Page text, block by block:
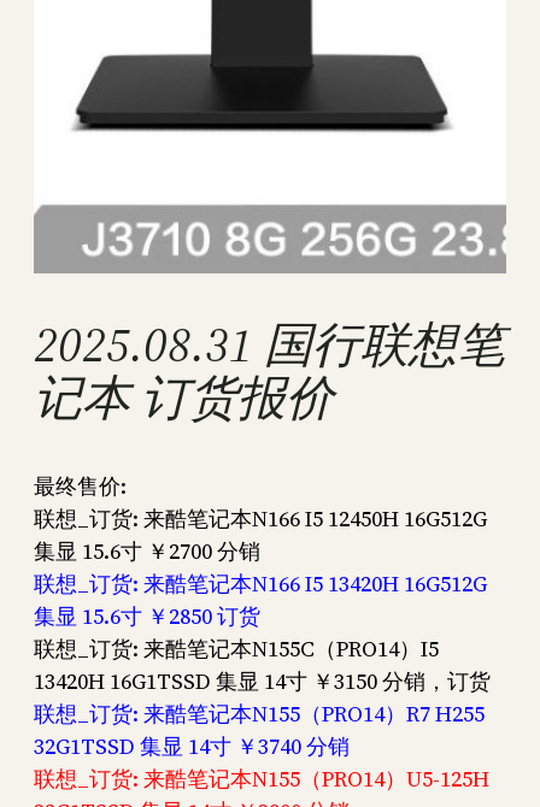
2025.08.31 国行联想笔
记本 订货报价
最终售价:
联想_订货: 来酷笔记本N166 I5 12450H 16G512G
集显 15.6寸 ￥2700 分销
联想_订货: 来酷笔记本N166 I5 13420H 16G512G
集显 15.6寸 ￥2850 订货
联想_订货: 来酷笔记本N155C（PRO14）I5
13420H 16G1TSSD 集显 14寸 ￥3150 分销，订货
联想_订货: 来酷笔记本N155（PRO14）R7 H255
32G1TSSD 集显 14寸 ￥3740 分销
联想_订货: 来酷笔记本N155（PRO14）U5-125H